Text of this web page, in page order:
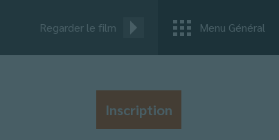
Regarder le film Menu Général
Inscription